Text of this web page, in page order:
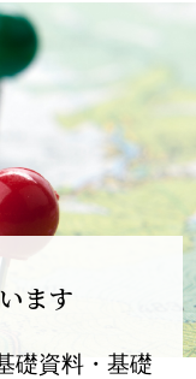
ます
礎資料・基礎